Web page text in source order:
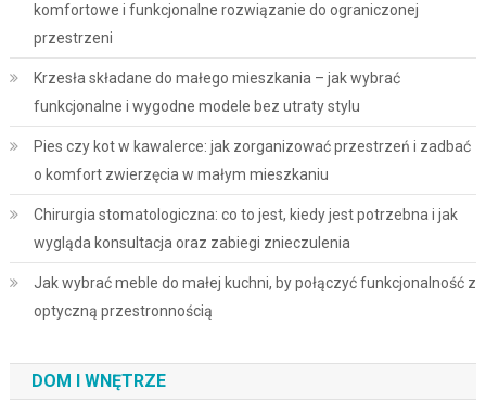
komfortowe i funkcjonalne rozwiązanie do ograniczonej
przestrzeni
Krzesła składane do małego mieszkania – jak wybrać
funkcjonalne i wygodne modele bez utraty stylu
Pies czy kot w kawalerce: jak zorganizować przestrzeń i zadbać
o komfort zwierzęcia w małym mieszkaniu
Chirurgia stomatologiczna: co to jest, kiedy jest potrzebna i jak
wygląda konsultacja oraz zabiegi znieczulenia
Jak wybrać meble do małej kuchni, by połączyć funkcjonalność z
optyczną przestronnością
DOM I WNĘTRZE